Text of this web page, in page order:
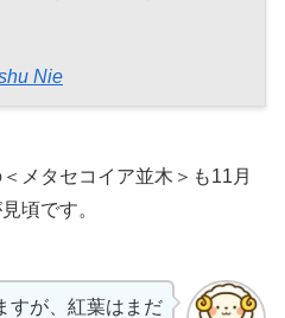
Nie
メタセコイア並木＞も11月
頃です。
すが、紅葉はまだ